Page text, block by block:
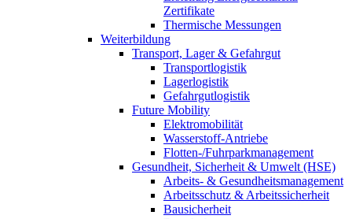
Zertifikate
Thermische Messungen
Weiterbildung
Transport, Lager & Gefahrgut
Transportlogistik
Lagerlogistik
Gefahrgutlogistik
Future Mobility
Elektromobilität
Wasserstoff-Antriebe
Flotten-/Fuhrparkmanagement
Gesundheit, Sicherheit & Umwelt (HSE)
Arbeits- & Gesundheitsmanagement
Arbeitsschutz & Arbeitssicherheit
Bausicherheit